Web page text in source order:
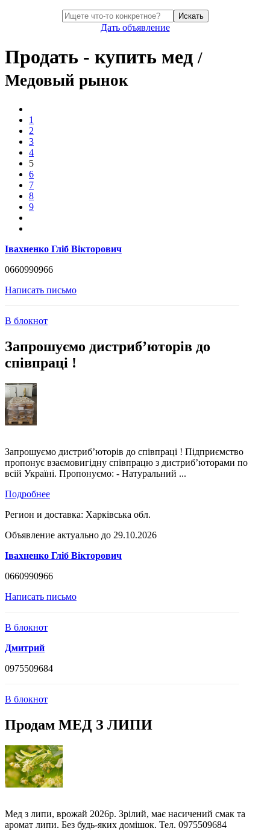
Искать
Дать объявление
Продать - купить мед/
Медовый рынок
1
2
3
4
5
6
7
8
9
Івахненко Гліб Вікторович
0660990966
Написать письмо
В блокнот
Запрошуємо дистриб’юторів до
співпраці !
Запрошуємо дистриб’юторів до співпраці ! Підприємство
пропонує взаємовигідну співпрацю з дистриб’юторами по
всій Україні. Пропонуємо: - Натуральний ...
Подробнее
Регион и доставка: Харківська обл.
Объявление актуально до 29.10.2026
Івахненко Гліб Вікторович
0660990966
Написать письмо
В блокнот
Дмитрий
0975509684
В блокнот
Продам МЕД З ЛИПИ
Мед з липи, врожай 2026р. Зрілий, має насичений смак та
аромат липи. Без будь-яких домішок. Тел. 0975509684